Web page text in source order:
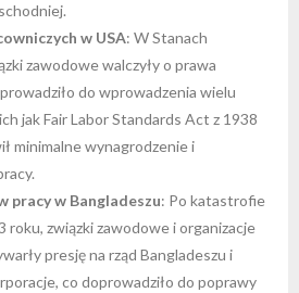
w USA: W Stanach
zawodowe walczyły o prawa
do wprowadzenia wielu
jak Fair Labor Standards Act z 1938
minimalne wynagrodzenie i
pracy w Bangladeszu: Po katastrofie
roku, związki zawodowe i organizacje
presję na rząd Bangladeszu i
co doprowadziło do poprawy